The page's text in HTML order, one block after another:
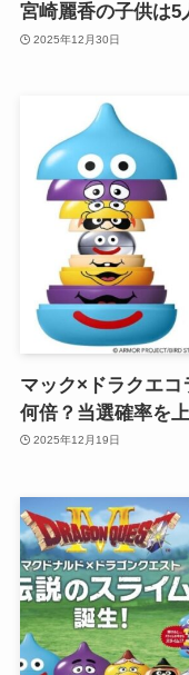
宮崎麗香の子供は5
2025年12月30日
マック×ドラクエ
何倍？当選確率を
2025年12月19日